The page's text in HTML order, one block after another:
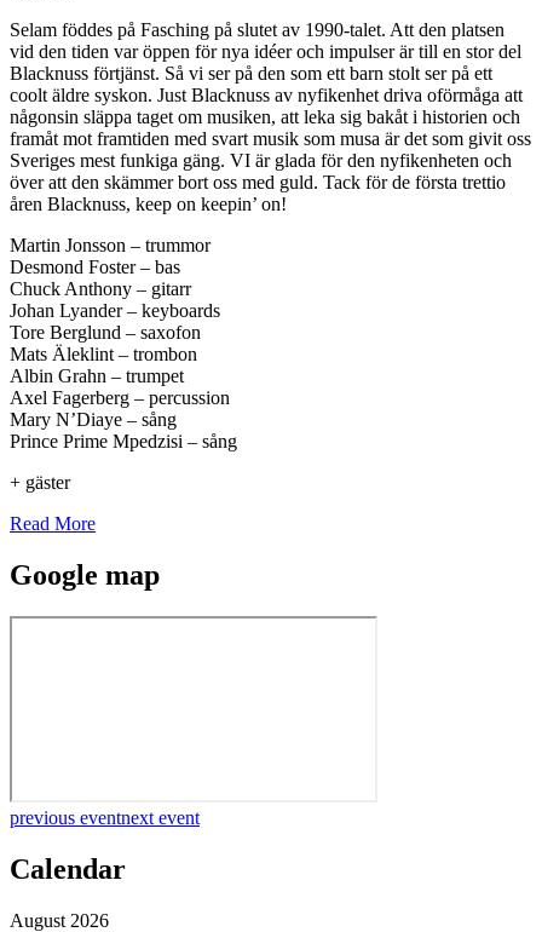
Selam föddes på Fasching på slutet av 1990-talet. Att den platsen
vid den tiden var öppen för nya idéer och impulser är till en stor del
Blacknuss förtjänst. Så vi ser på den som ett barn stolt ser på ett
coolt äldre syskon. Just Blacknuss av nyfikenhet driva oförmåga att
någonsin släppa taget om musiken, att leka sig bakåt i historien och
framåt mot framtiden med svart musik som musa är det som givit oss
Sveriges mest funkiga gäng. VI är glada för den nyfikenheten och
över att den skämmer bort oss med guld. Tack för de första trettio
åren Blacknuss, keep on keepin’ on!
Martin Jonsson – trummor
Desmond Foster – bas
Chuck Anthony – gitarr
Johan Lyander – keyboards
Tore Berglund – saxofon
Mats Äleklint – trombon
Albin Grahn – trumpet
Axel Fagerberg – percussion
Mary N’Diaye – sång
Prince Prime Mpedzisi – sång
+ gäster
Read More
Google map
previous eventnext event
Calendar
August 2026